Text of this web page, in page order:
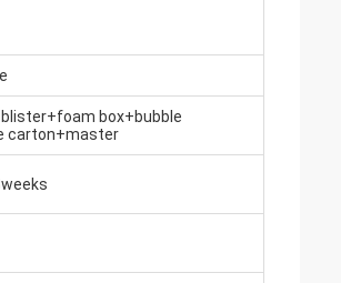
box+bubble
carton+master